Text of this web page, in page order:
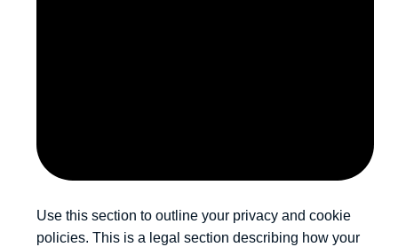
Use this section to outline your privacy and cookie
policies. This is a legal section describing how your